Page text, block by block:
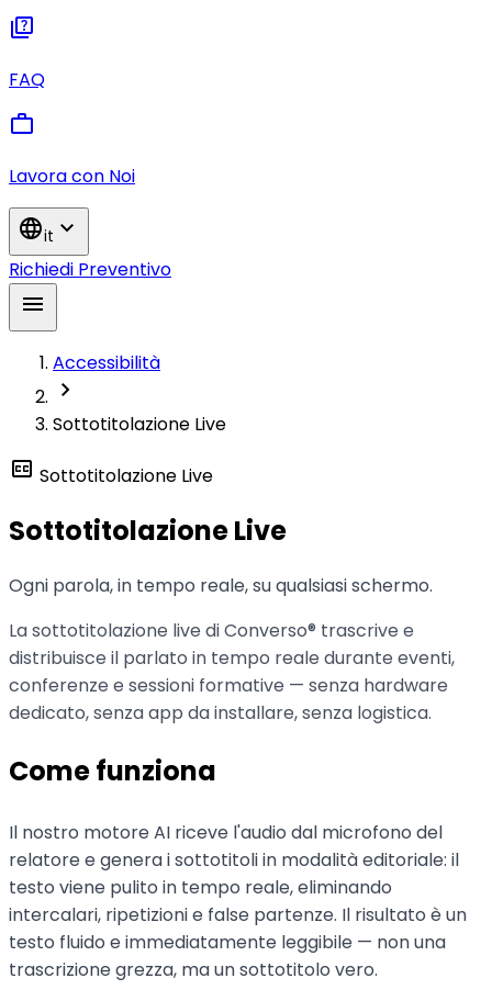
quiz
FAQ
work
Lavora con Noi
languageit expand_more
Richiedi Preventivo
menu
Accessibilità
chevron_right
Sottotitolazione Live
closed_caption Sottotitolazione Live
Sottotitolazione Live
Ogni parola, in tempo reale, su qualsiasi schermo.
La sottotitolazione live di Converso® trascrive e
distribuisce il parlato in tempo reale durante eventi,
conferenze e sessioni formative — senza hardware
dedicato, senza app da installare, senza logistica.
Come funziona
Il nostro motore AI riceve l'audio dal microfono del
relatore e genera i sottotitoli in modalità editoriale: il
testo viene pulito in tempo reale, eliminando
intercalari, ripetizioni e false partenze. Il risultato è un
testo fluido e immediatamente leggibile — non una
trascrizione grezza, ma un sottotitolo vero.